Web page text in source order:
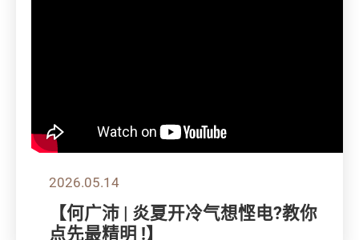
2026.05.14
【何广沛 | 炎夏开冷气想悭电?教你
点先最精明 !】